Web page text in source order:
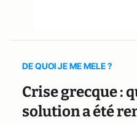
DE QUOI JE ME MELE ?
Crise grecque :
solution a été